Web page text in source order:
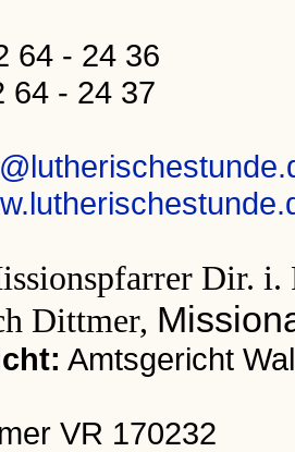
64 - 24 36
64 - 24 37
Dir. i.
Dittmer,
Amtsgericht
VR 170232